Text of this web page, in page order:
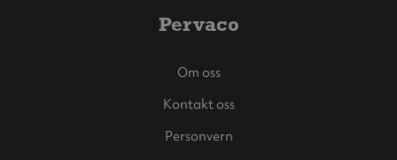
Pervaco
Om oss
Kontakt oss
Personvern